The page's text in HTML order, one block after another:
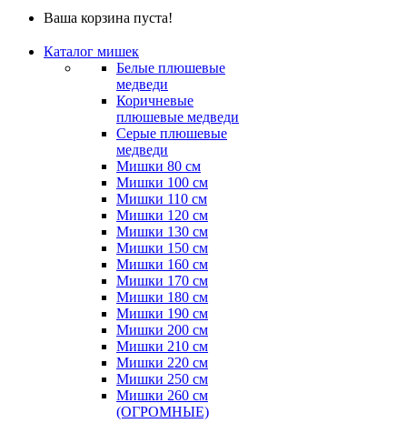
Ваша корзина пуста!
Каталог мишек
Белые плюшевые
медведи
Коричневые
плюшевые медведи
Серые плюшевые
медведи
Мишки 80 см
Мишки 100 см
Мишки 110 см
Мишки 120 см
Мишки 130 см
Мишки 150 см
Мишки 160 см
Мишки 170 см
Мишки 180 см
Мишки 190 см
Мишки 200 см
Мишки 210 см
Мишки 220 см
Мишки 250 см
Мишки 260 см
(ОГРОМНЫЕ)